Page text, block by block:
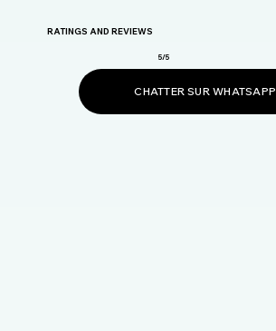
RATINGS AND REVIEWS
5/5
CHATTER SUR WHATSAPP